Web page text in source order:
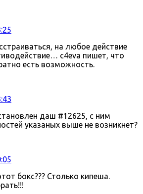
на любое действие
c4eva пишет, что
есть возможность.
даш #12625, с ним
указаных выше не возникнет?
бокс??? Столько кипеша.